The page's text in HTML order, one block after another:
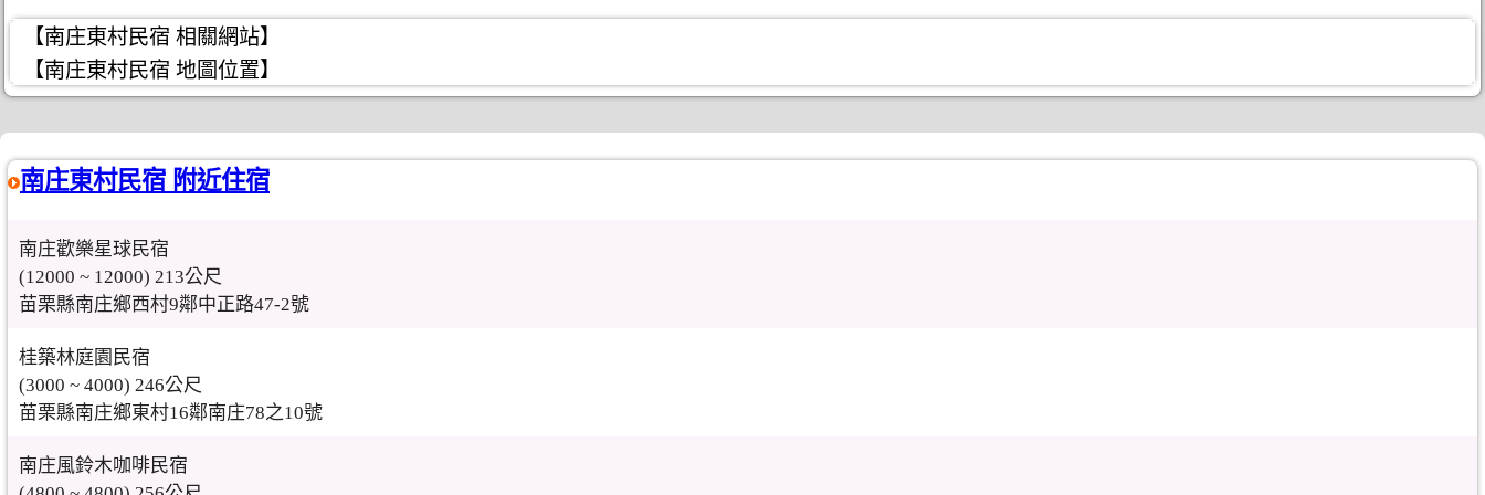
【南庄東村民宿 相關網站】
【南庄東村民宿 地圖位置】
南庄東村民宿 附近住宿
南庄歡樂星球民宿
(12000 ~ 12000) 213公尺
苗栗縣南庄鄉西村9鄰中正路47-2號
桂築林庭園民宿
(3000 ~ 4000) 246公尺
苗栗縣南庄鄉東村16鄰南庄78之10號
南庄風鈴木咖啡民宿